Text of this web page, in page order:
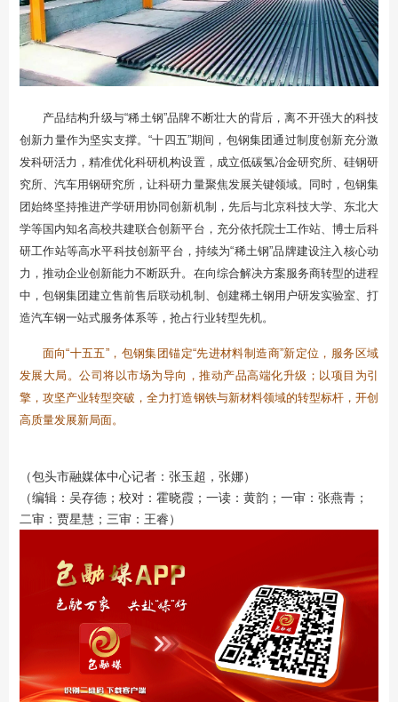
产品结构升级与“稀土钢”品牌不断壮大的背后，离不开强大的科技
创新力量作为坚实支撑。“十四五”期间，包钢集团通过制度创新充分激
发科研活力，精准优化科研机构设置，成立低碳氢冶金研究所、硅钢研
究所、汽车用钢研究所，让科研力量聚焦发展关键领域。同时，包钢集
团始终坚持推进产学研用协同创新机制，先后与北京科技大学、东北大
学等国内知名高校共建联合创新平台，充分依托院士工作站、博士后科
研工作站等高水平科技创新平台，持续为“稀土钢”品牌建设注入核心动
力，推动企业创新能力不断跃升。在向综合解决方案服务商转型的进程
中，包钢集团建立售前售后联动机制、创建稀土钢用户研发实验室、打
造汽车钢一站式服务体系等，抢占行业转型先机。
面向“十五五”，包钢集团锚定“先进材料制造商”新定位，服务区域
发展大局。公司将以市场为导向，推动产品高端化升级；以项目为引
擎，攻坚产业转型突破，全力打造钢铁与新材料领域的转型标杆，开创
高质量发展新局面。
（包头市融媒体中心记者：张玉超，张娜）
（编辑：吴存德；校对：霍晓霞；一读：黄韵；一审：张燕青；
二审：贾星慧；三审：王睿）